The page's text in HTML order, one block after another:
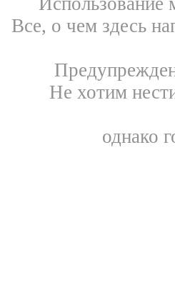
Все, о чем здесь
Не хотим
однако